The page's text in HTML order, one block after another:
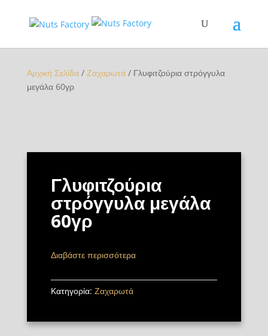
Αρχική Σελίδα/ Ζαχαρωτά/ Γλυφιτζούρια στρόγγυλα
μεγάλα 60γρ
Γλυφιτζούρια
στρόγγυλα μεγάλα
60γρ
Διαβάστε περισσότερα
Κατηγορία: Ζαχαρωτά